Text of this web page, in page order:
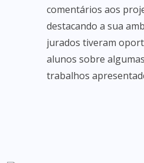
comentários aos
destacando a sua
jurados tiveram
alunos sobre
trabalhos